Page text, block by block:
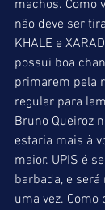
machos. Como
não deve ser
KHALE e
possui boa
primarem pela
regular para
Bruno Queiroz
estaria mais à
maior. UPIS é
barbada, e
uma vez.